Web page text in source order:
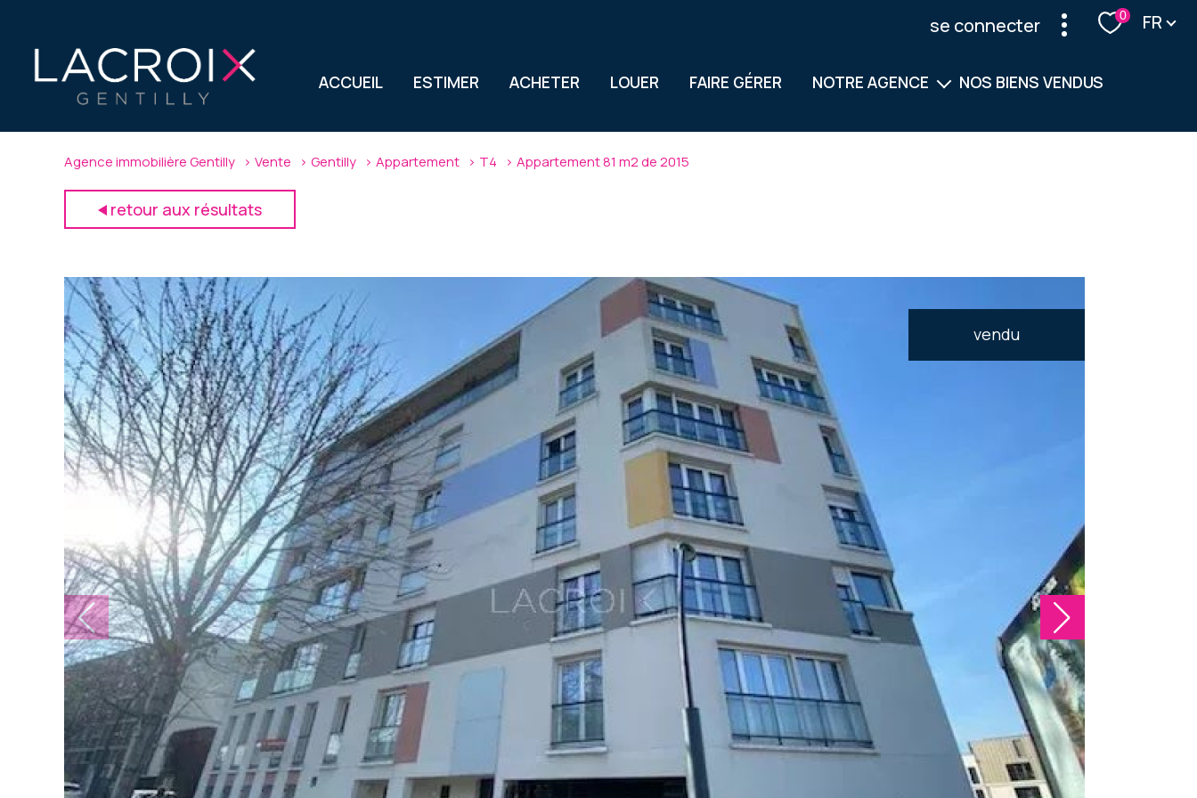
se connecter 0 Langue
FR
ACCUEIL ESTIMER ACHETER LOUER FAIRE GÉRER NOTRE AGENCE
Notre équipe
NOS BIENS VENDUS
Agence immobilière Gentilly Vente Gentilly Appartement T4 Appartement 81 m2 de 2015
retour aux résultats
vendu